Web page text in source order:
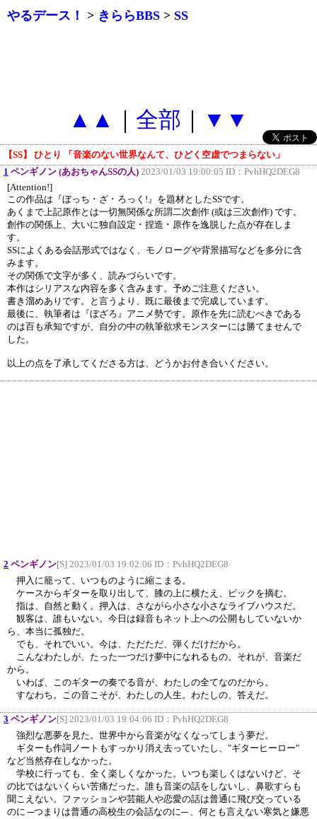
やるデース！ > きららBBS > SS
▲▲ 全部 ▼▼
【SS】 ひとり 「音楽のない世界なんて、ひどく空虚でつまらない」
1 ペンギノン (あおちゃんSSの人) 2023/01/03 19:00:05 ID： PvhHQ2DEG8
[Attention!]
この作品は『ぼっち ･ ざ ･ ろっく!』を題材としたSSです。
あくまで上記原作とは一切無関係な所謂二次創作 (或は三次創作) です。
創作の関係上、大いに独自設定 ･ 捏造 ･ 原作を逸脱した点が存在しま
す。
SSによくある会話形式ではなく、モノローグや背景描写などを多分に含
みます。
その関係で文字が多く、読みづらいです。
本作はシリアスな内容を多く含みます。予めご注意ください。
書き溜めありです。と言うより、既に最後まで完成しています。
最後に、執筆者は『ぼざろ』アニメ勢です。原作を先に読むべきである
のは百も承知ですが、自分の中の執筆欲求モンスターには勝てませんで
した。
以上の点を了承してくださる方は、どうかお付き合いください。
2 ペンギノン[S] 2023/01/03 19:02:06 ID： PvhHQ2DEG8
押入に籠って、いつものように縮こまる。
ケースからギターを取り出して、膝の上に横たえ、ピックを摘む。
指は、自然と動く。押入は、さながら小さな小さなライブハウスだ。
観客は、誰もいない。今日は録音もネット上への公開もしていないか
ら、本当に孤独だ。
でも、それでいい。今は、ただただ、弾くだけだから。
こんなわたしが、たった一つだけ夢中になれるもの。それが、音楽だ
から。
いわば、このギターの奏でる音が、わたしの全てなのだから。
すなわち。この音こそが、わたしの人生。わたしの、答えだ。
3 ペンギノン[S] 2023/01/03 19:04:06 ID： PvhHQ2DEG8
強烈な悪夢を見た。世界中から音楽がなくなってしまう夢だ。
ギターも作詞ノートもすっかり消え去っていたし、"ギターヒーロー"
など当然存在しなかった。
学校に行っても、全く楽しくなかった。いつも楽しくはないけど、そ
の比ではないくらい苦痛だった。誰も音楽の話をしないし、鼻歌すらも
聞こえない。ファッションや芸能人や恋愛の話は普通に飛び交っている
のに ─つまりは普通の高校生の会話なのに─ 、何とも言えない寒気と嫌悪